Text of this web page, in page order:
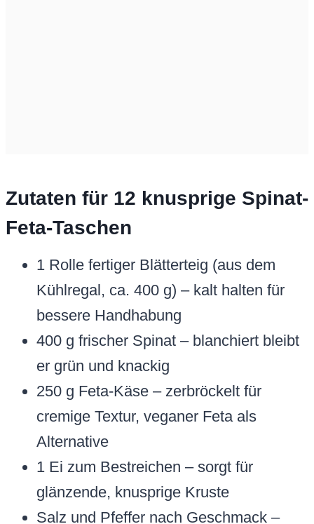
Zutaten für 12 knusprige Spinat-
Feta-Taschen
1 Rolle fertiger Blätterteig (aus dem
Kühlregal, ca. 400 g) – kalt halten für
bessere Handhabung
400 g frischer Spinat – blanchiert bleibt
er grün und knackig
250 g Feta-Käse – zerbröckelt für
cremige Textur, veganer Feta als
Alternative
1 Ei zum Bestreichen – sorgt für
glänzende, knusprige Kruste
Salz und Pfeffer nach Geschmack –